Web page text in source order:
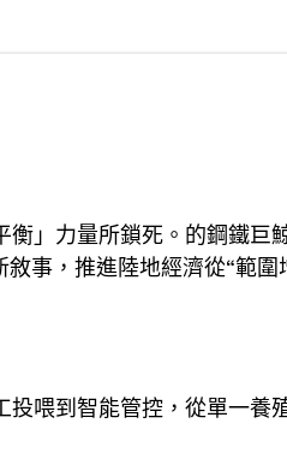
」力量所鎖死。的鋼鐵巨
事，推進陸地經濟從“範
喂到智能管控，從單一養